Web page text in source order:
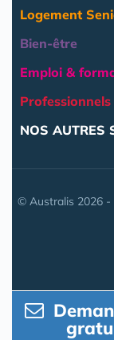
Logement
Bien-être
Emploi &
Professionnels
NOS AUTRES
© Australis 2026 -